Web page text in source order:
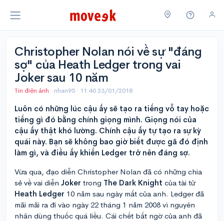
Christopher Nolan nói về sự "đáng
sợ" của Heath Ledger trong vai
Joker sau 10 năm
Tin điện ảnh · nhan95 · 11:40 23/01/2018
Luôn có những lúc cậu ấy sẽ tạo ra tiếng vỗ tay hoặc
tiếng gì đó bằng chính giọng mình. Giọng nói của
cậu ấy thật khó lường. Chính cậu ấy tự tạo ra sự kỳ
quái này. Bạn sẽ không bao giờ biết được gã đó định
làm gì, và điều ấy khiến Ledger trở nên đáng sợ.
Vừa qua, đạo diễn Christopher Nolan đã có những chia
sẻ về vai diễn Joker trong The Dark Knight của tài tử
Heath Ledger 10 năm sau ngày mất của anh. Ledger đã
mãi mãi ra đi vào ngày 22 tháng 1 năm 2008 vì nguyên
nhân dùng thuốc quá liều. Cái chết bất ngờ của anh đã